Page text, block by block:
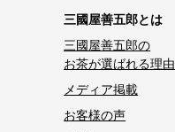
三國屋善五郎とは
三國屋善五郎の
お茶が選ばれる理由
メディア掲載
お客様の声